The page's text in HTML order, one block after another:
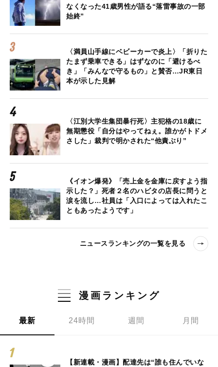
なくなった41歳男性が語る“落雷事故の一部
始終”
〈満員山手線にベビーカーで炎上〉「折りた
たまず乗車できる」はずなのに「避けるべ
き」「みんなで守るもの」と賛否…JR東日
本が示した見解
〈江別大学生集団暴行死〉主犯格の18歳に
無期懲役「自分はやってねぇ。誰かがトドメ
さした」裁判で明かされた“他責ぶり”
《イオン爆発》「売上金を金庫に戻すよう指
示した？」死者２名のハビタの店長に問うと
涙を流し…社員は「入口によっては入れたこ
ともあったようです」
ニュースランキングの一覧を見る
漫画ランキング
最新 24時間 週間 月間
【新連載・漫画】配達先は“誰も住んでいな